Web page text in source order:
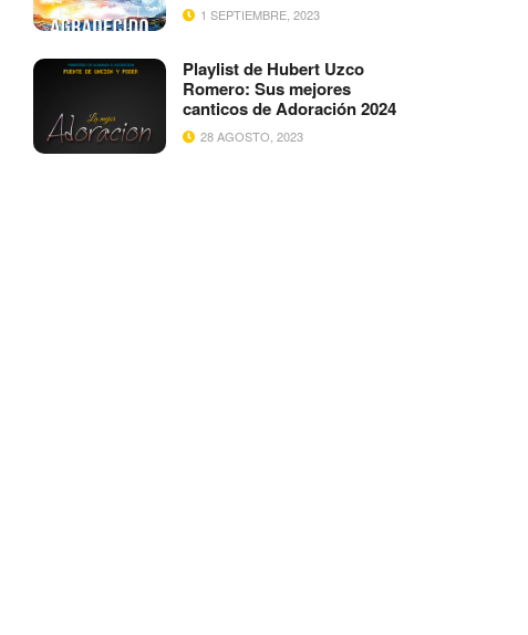
1 SEPTIEMBRE, 2023
Playlist de Hubert Uzco
Romero: Sus mejores
canticos de Adoración 2024
28 AGOSTO, 2023